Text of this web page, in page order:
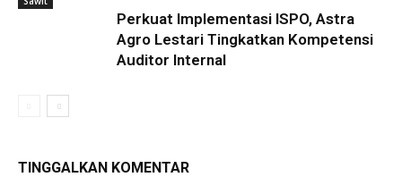
Perkuat Implementasi ISPO, Astra
Agro Lestari Tingkatkan Kompetensi
Auditor Internal
TINGGALKAN KOMENTAR